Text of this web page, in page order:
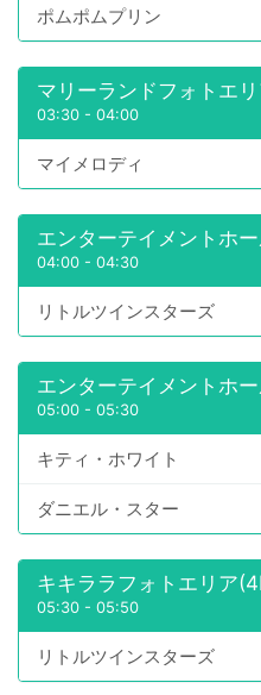
ポムポムプリン
マリーランドフォトエ
03:30 - 04:00
マイメロディ
エンターテイメントホ
04:00 - 04:30
リトルツインスターズ
エンターテイメントホ
05:00 - 05:30
キティ・ホワイト
ダニエル・スター
キキララフォトエリア
05:30 - 05:50
リトルツインスターズ